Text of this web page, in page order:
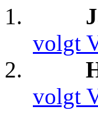
1.
volgt
2.
volgt